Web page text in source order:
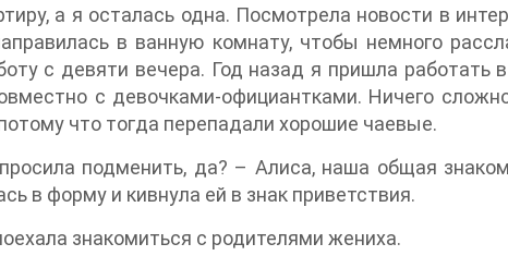
а я осталась одна. Посмотрела новости в
в ванную комнату, чтобы немного
с девяти вечера. Год назад я пришла
с девочками-официантками. Ничего
что тогда перепадали хорошие чаевые.
подменить, да? – Алиса, наша общая
в форму и кивнула ей в знак приветствия.
знакомиться с родителями жениха.